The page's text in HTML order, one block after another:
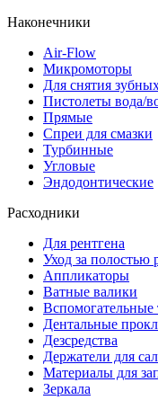
Наконечники
Air-Flow
Микромоторы
Для снятия
Пистолеты вода/
Прямые
Спреи для смазки
Турбинные
Угловые
Эндодонтические
Расходники
Для рентгена
Уход за полостью
Аппликаторы
Ватные валики
Вспомогательные
Дентальные
Дезсредства
Держатели для
Материалы для
Зеркала